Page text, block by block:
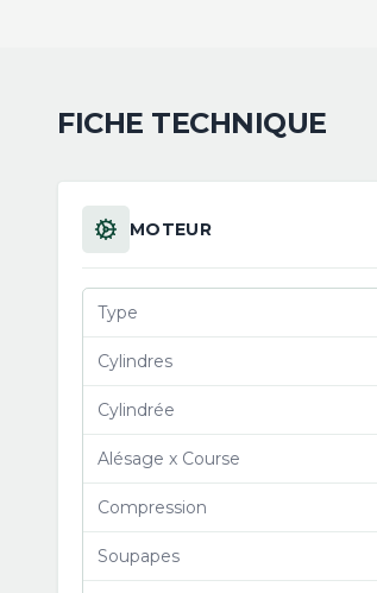
FICHE TECHNIQUE
MOTEUR
Type
Cylindres
Cylindrée
Alésage x Course
Compression
Soupapes